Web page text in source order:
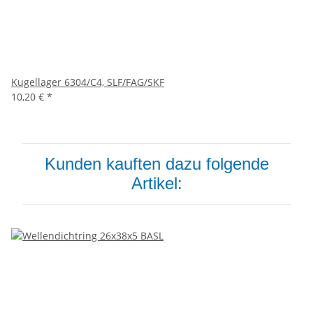
Kugellager 6304/C4, SLF/FAG/SKF
10,20 € *
Kunden kauften dazu folgende
Artikel: